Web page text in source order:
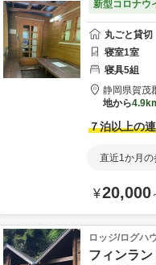
新型コロナウ
丸ごと貸切
寝室1室
寝具5組
静岡県賀茂
地から
７泊以上の
直近1か月の
¥20,000
ロッジ/ログハ
フィンラ